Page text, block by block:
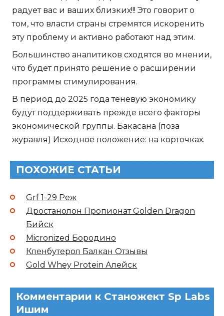
радует вас и ваших близких!!! Это говорит о
том, что власти страны стремятся искоренить
эту проблему и активно работают над этим.
Большинство аналитиков сходятся во мнении,
что будет принято решение о расширении
программы стимулирования.
В период до 2025 года теневую экономику
будут поддерживать прежде всего факторы
экономической группы. Бакасана (поза
журавля) Исходное положение: на корточках.
ПОХОЖИЕ СТАТЬИ
Grf 1-29 Реж
Дростанолон Пропионат Golden Dragon
Бийск
Micronized Бородино
Кленбутерол Балкан Отзывы
Gold Whey Protein Алейск
Комментарии к Станожект Sp Labs
Ишим